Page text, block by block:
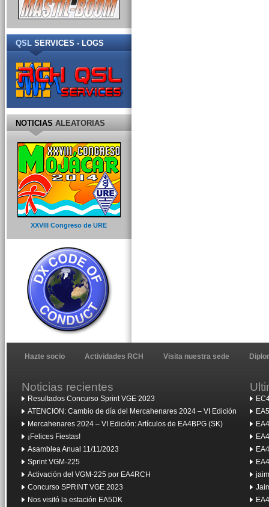
QSLSERVICES - LOGS
NOTICIASALEATORIAS
XXVIII Congreso de URE
Hazte socio Actividades RCH Visita nuestra sede
Noticias recientes
Resultados Concurso Sprint VGE 2023
ATENCION: Cambio de día del Mercahenares 2024 – VI Edición
Mercahenares 2024 – VI Edición: Artículos de EA4BPG (SK)
¡Felices Fiestas!
Asamblea Anual 11/11/2023
Sprint VGM-225
Activación del VGM-225 por EA4RCH
Concurso SPRINT VGE 2023
Nos visitó la estación EA5DK